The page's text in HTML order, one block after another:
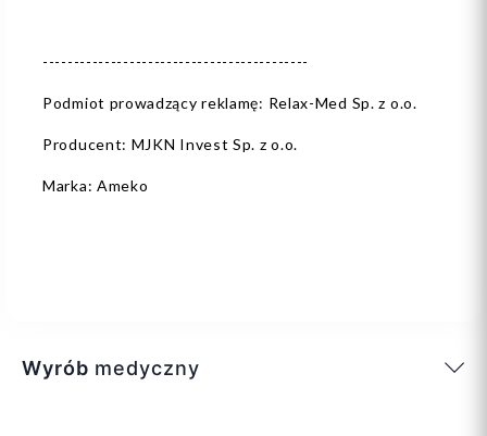
-------------------------------------------
Podmiot prowadzący reklamę: Relax-Med Sp. z o.o.
Producent: MJKN Invest Sp. z o.o.
Marka: Ameko
Wyrób medyczny